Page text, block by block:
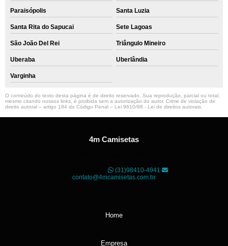
Paraisópolis Santa Luzia
Santa Rita do Sapucai Sete Lagoas
São João Del Rei Triângulo Mineiro
Uberaba Uberlândia
Varginha
O conteúdo do texto desta página é de direito reservado. Sua reprodução, parcial ou total,
mesmo citando nossos links, é proibida sem a autorização do autor. Crime de violação de
direito autoral – artigo 184 do Código Penal – Lei 9610/98 - Lei de direitos autorais
4m Camisetas
(31)98410-4941
contato@4mcamisetas.com.br
Home
Empresa